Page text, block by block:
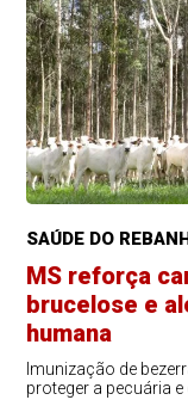
SAÚDE DO
MS reforça
brucelose e
humana
Imunização de
proteger a pecuária